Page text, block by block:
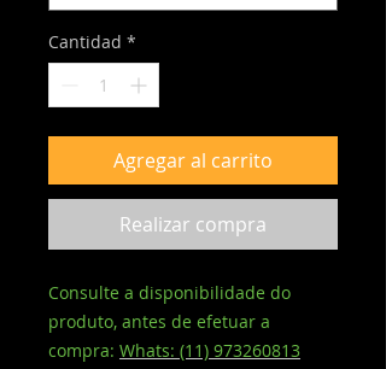
Cantidad *
Agregar al carrito
Realizar compra
Consulte a disponibilidade do
produto, antes de efetuar a
compra: Whats: (11) 973260813